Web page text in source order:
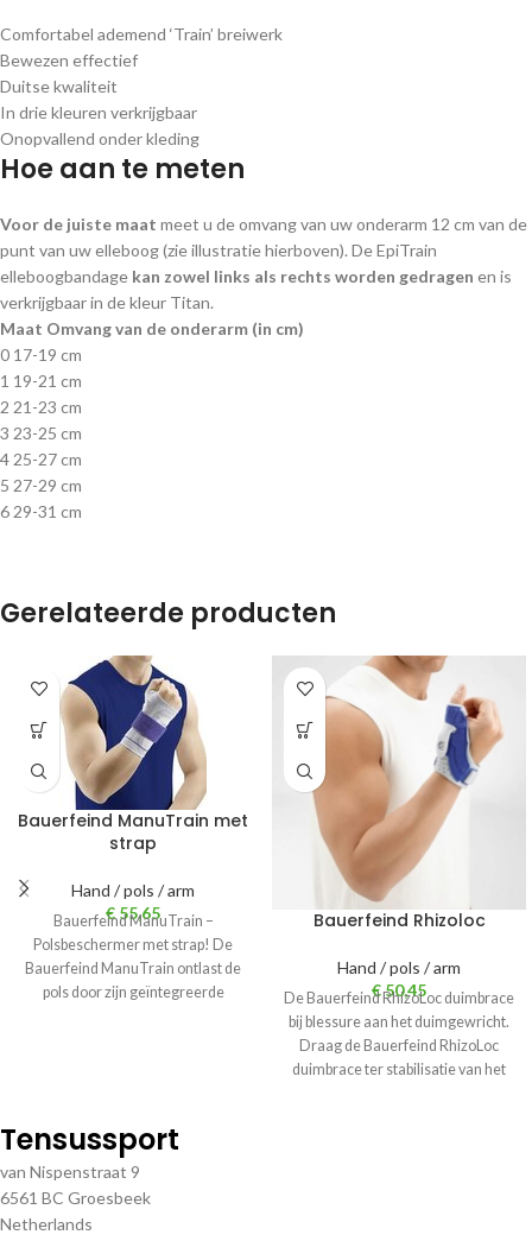
Comfortabel ademend ‘Train’ breiwerk
Bewezen effectief
Duitse kwaliteit
In drie kleuren verkrijgbaar
Onopvallend onder kleding
Hoe aan te meten
Voor de juiste maat meet u de omvang van uw onderarm 12 cm van de
punt van uw elleboog (zie illustratie hierboven). De EpiTrain
elleboogbandage kan zowel links als rechts worden gedragen en is
verkrijgbaar in de kleur Titan.
Maat Omvang van de onderarm (in cm)
0 17-19 cm
1 19-21 cm
2 21-23 cm
3 23-25 cm
4 25-27 cm
5 27-29 cm
6 29-31 cm
Gerelateerde producten
Bauerfeind ManuTrain met
strap
Hand / pols / arm
€ 55,65
Bauerfeind ManuTrain –
Polsbeschermer met strap! De
Bauerfeind ManuTrain ontlast de
pols door zijn geïntegreerde
Bauerfeind Rhizoloc
Hand / pols / arm
€50,45
De Bauerfeind RhizoLoc duimbrace
bij blessure aan het duimgewricht.
Draag de Bauerfeind RhizoLoc
duimbrace ter stabilisatie van het
Tensussport
van Nispenstraat 9
6561 BC Groesbeek
Netherlands